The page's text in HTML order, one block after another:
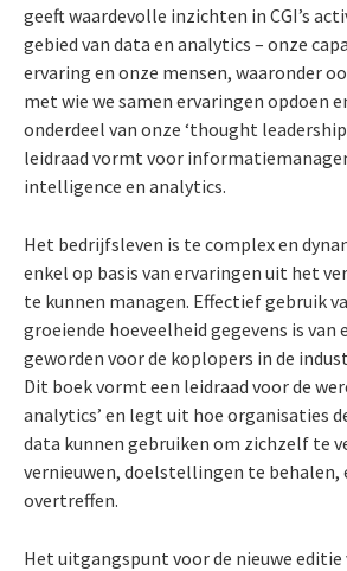
geeft waardevolle inzichten in CGI’s
gebied van data en analytics – onze
ervaring en onze mensen, waaronder
met wie we samen ervaringen opdoen
onderdeel van onze ‘thought
leidraad vormt voor
intelligence en analytics.
Het bedrijfsleven is te complex en
enkel op basis van ervaringen uit het
te kunnen managen. Effectief gebruik
groeiende hoeveelheid gegevens is van
geworden voor de koplopers in de
Dit boek vormt een leidraad voor de
analytics’ en legt uit hoe organisaties
data kunnen gebruiken om zichzelf te
vernieuwen, doelstellingen te behalen,
overtreffen.
Het uitgangspunt voor de nieuwe editie